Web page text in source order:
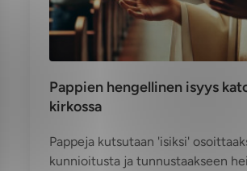
Pappien hengellinen isyys
kirkossa
Pappeja kutsutaan 'isiksi'
kunnioitusta ja tunnustaakseen